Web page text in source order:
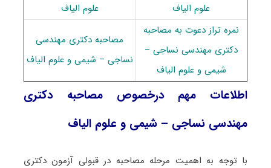
علوم الیاف
علوم الیاف
نمره تراز دعوت به مصاحبه
دکتری مهندسی نساجی –
شیمی و علوم الیاف
مصاحبه دکتری مهندسی
نساجی – شیمی و علوم الیاف
اطلاعات مهم درخصوص مصاحبه دکتری
مهندسی نساجی – شیمی و علوم الیاف
با توجه به اهمیت مرحله مصاحبه در قبولی آزمون دکتری